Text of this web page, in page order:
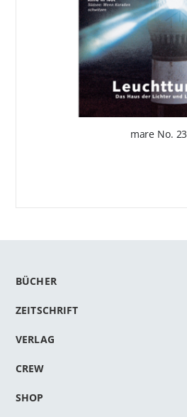
mare No. 23
BÜCHER
ZEITSCHRIFT
VERLAG
CREW
SHOP